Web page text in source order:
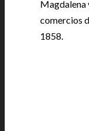
Magdalena
comercios
1858.